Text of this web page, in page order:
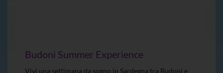
Budoni Summer Experience
Vivi una settimana da sogno in Sardegna tra Budoni e